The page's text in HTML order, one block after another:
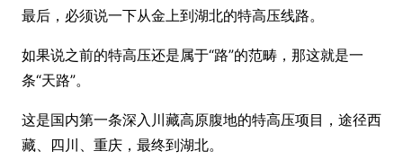
最后，必须说一下从金上到湖北的特高压线路。
如果说之前的特高压还是属于“路”的范畴，那这就是一
条“天路”。
这是国内第一条深入川藏高原腹地的特高压项目，途径西
藏、四川、重庆，最终到湖北。